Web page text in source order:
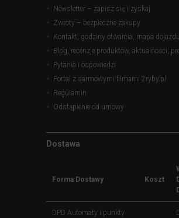
Newsletter – zapisz się i zyskaj
Zwroty – bezpieczne zakupy
Kontakt, godziny otwarcia, mapa dojazdu
Blog, recenzje produktów, aktualności,
Pytania i odpowiedzi
Portal z darmowymi filmami 2ryby.pl
Regulamin
Odstąpienie od umowy
Dostawa
Forma Dostawy Koszt
DPD Automaty i punkty